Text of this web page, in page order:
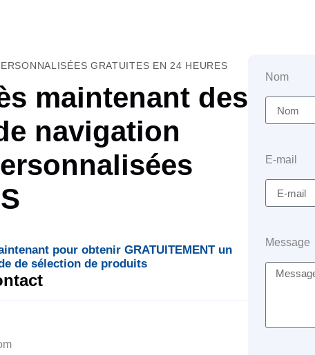
GRATUITES EN 24 HEURES
maintenant des
navigation
pour obtenir GRATUITEMENT un
de sélection de produits
Nom
E-mail
Message